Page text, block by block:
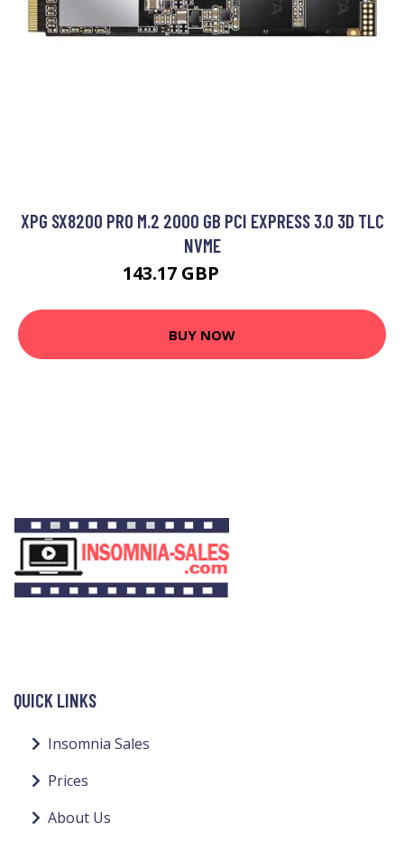
XPG SX8200 PRO M.2 2000 GB PCI EXPRESS 3.0 3D TLC
NVME
143.17 GBP
BUY NOW
QUICK LINKS
Insomnia Sales
Prices
About Us